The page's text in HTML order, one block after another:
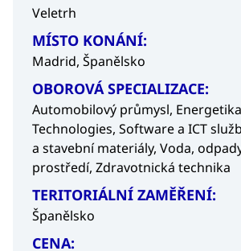
Veletrh
MÍSTO KONÁNÍ:
Madrid, Španělsko
OBOROVÁ SPECIALIZACE:
Automobilový průmysl,
Technologies, Software a ICT
a stavební materiály, Voda,
prostředí, Zdravotnická technika
TERITORIÁLNÍ ZAMĚŘENÍ:
Španělsko
CENA: